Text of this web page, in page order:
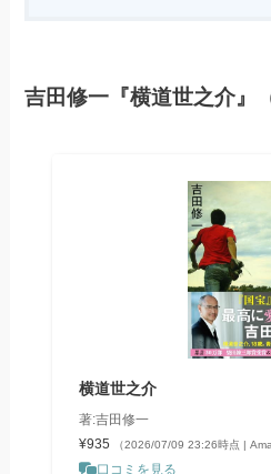
吉田修一『横道世之介』
横道世之介
著:吉田修一
¥935
（2026/07/09 23:26時点 |
口コミを見る